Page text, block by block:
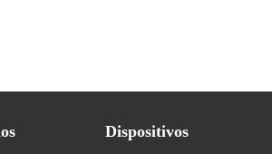
Dispositivos